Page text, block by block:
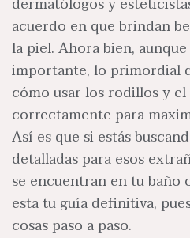
acuerdo en que brindan
la piel. Ahora bien,
importante, lo primordial
cómo usar los rodillos y el
correctamente para
Así es que si estás
detalladas para esos
se encuentran en tu baño
esta tu guía definitiva,
cosas paso a paso.